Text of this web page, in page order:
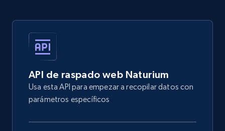
API de raspado web Naturium
Usa esta API para empezar a recopilar datos con
parámetros específicos